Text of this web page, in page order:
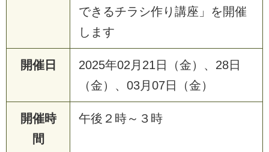
できるチラシ作り講座」を開催
します
開催日
2025年02月21日（金）、28日
（金）、03月07日（金）
開催時
間
午後２時～３時